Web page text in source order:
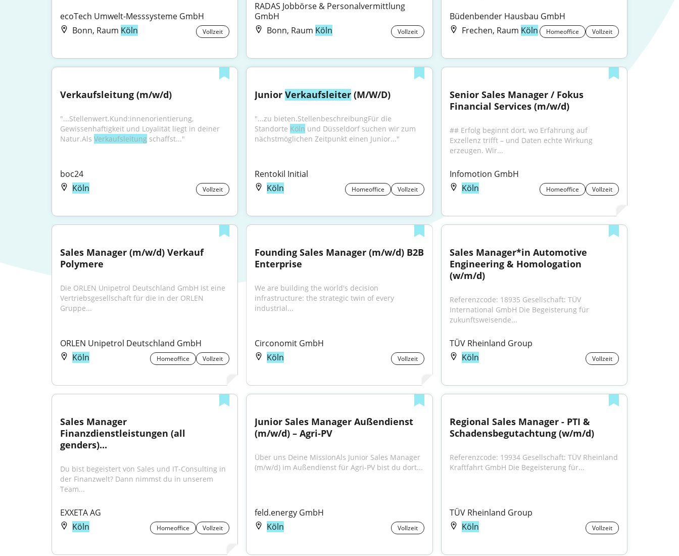
ecoTech Umwelt-Messsysteme GmbH
Bonn, Raum Köln Vollzeit
RADAS Jobbörse & Personalvermittlung
GmbH
Bonn, Raum Köln Vollzeit
Büdenbender Hausbau GmbH
Frechen, Raum Köln Homeoffice Vollzeit
Verkaufsleitung (m/w/d)
"...Stellenwert.Kund:innenorientierung,
Gewissenhaftigkeit und Loyalität liegt in deiner
Natur.Als Verkaufsleitung schaffst..."
boc24
Köln
Vollzeit
Junior Verkaufsleiter (M/W/D)
"...zu bieten.StellenbeschreibungFür die
Standorte Köln und Düsseldorf suchen wir zum
nächstmöglichen Zeitpunkt einen Junior..."
Rentokil Initial
Köln
Homeoffice Vollzeit
Senior Sales Manager / Fokus
Financial Services (m/w/d)
## Erfolg beginnt dort, wo Erfahrung auf
Exzellenz trifft – und Daten echte Wirkung
erzeugen. Wir...
Infomotion GmbH
Köln
Homeoffice Vollzeit
Sales Manager (m/w/d) Verkauf
Polymere
Die ORLEN Unipetrol Deutschland GmbH ist eine
Vertriebsgesellschaft für die in der ORLEN
Gruppe...
ORLEN Unipetrol Deutschland GmbH
Köln
Homeoffice Vollzeit
Founding Sales Manager (m/w/d) B2B
Enterprise
We are building the world's decision
infrastructure: the strategic twin of every
industrial...
Circonomit GmbH
Köln
Vollzeit
Sales Manager*in Automotive
Engineering & Homologation
(w/m/d)
Referenzcode: 18935 Gesellschaft: TÜV
International GmbH Die Begeisterung für
zukunftsweisende...
TÜV Rheinland Group
Köln
Vollzeit
Sales Manager
Finanzdienstleistungen (all
genders)...
Du bist begeistert von Sales und IT-Consulting in
der Finanzwelt? Dann nimmst du in unserem
Team...
EXXETA AG
Köln
Homeoffice Vollzeit
Junior Sales Manager Außendienst
(m/w/d) – Agri-PV
Über uns Deine MissionAls Junior Sales Manager
(m/w/d) im Außendienst für Agri-PV bist du dort...
feld.energy GmbH
Köln
Vollzeit
Regional Sales Manager - PTI &
Schadensbegutachtung (w/m/d)
Referenzcode: 19934 Gesellschaft: TÜV Rheinland
Kraftfahrt GmbH Die Begeisterung für...
TÜV Rheinland Group
Köln
Vollzeit